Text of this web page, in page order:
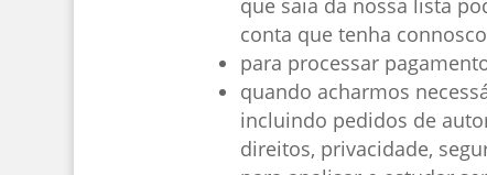
que saia da nossa lista
conta que tenha
para processar
quando acharmos
incluindo pedidos de
direitos, privacidade,